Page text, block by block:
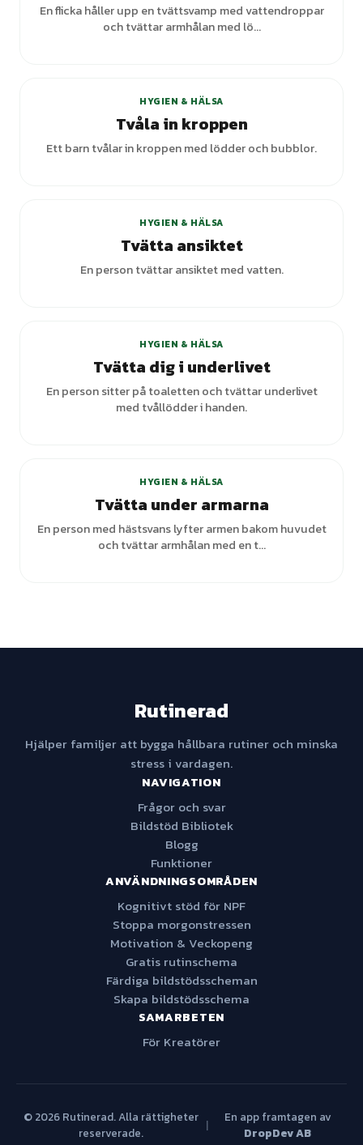
En flicka håller upp en tvättsvamp med vattendroppar
och tvättar armhålan med lö...
HYGIEN & HÄLSA
Tvåla in kroppen
Ett barn tvålar in kroppen med lödder och bubblor.
HYGIEN & HÄLSA
Tvätta ansiktet
En person tvättar ansiktet med vatten.
HYGIEN & HÄLSA
Tvätta dig i underlivet
En person sitter på toaletten och tvättar underlivet
med tvållödder i handen.
HYGIEN & HÄLSA
Tvätta under armarna
En person med hästsvans lyfter armen bakom huvudet
och tvättar armhålan med en t...
Rutinerad
Hjälper familjer att bygga hållbara rutiner och minska
stress i vardagen.
NAVIGATION
Frågor och svar
Bildstöd Bibliotek
Blogg
Funktioner
ANVÄNDNINGSOMRÅDEN
Kognitivt stöd för NPF
Stoppa morgonstressen
Motivation & Veckopeng
Gratis rutinschema
Färdiga bildstödsscheman
Skapa bildstödsschema
SAMARBETEN
För Kreatörer
© 2026 Rutinerad. Alla rättigheter
reserverade.
|
En app framtagen av
DropDev AB